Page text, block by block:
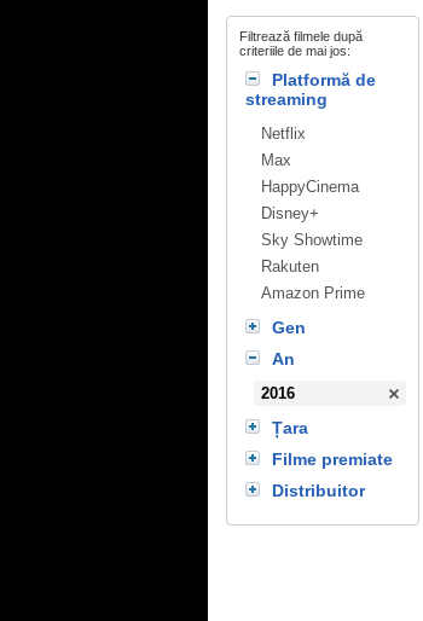
Filtrează filmele după
criteriile de mai jos:
Platformă de
streaming
Netflix
Max
HappyCinema
Disney+
Sky Showtime
Rakuten
Amazon Prime
Gen
An
2016
Țara
Filme premiate
Distribuitor